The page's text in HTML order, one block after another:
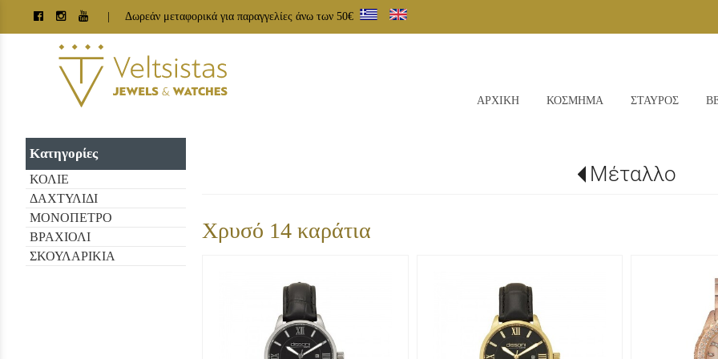
| Δωρεάν μεταφορικά για παραγγελίες άνω των 50€
ΑΡΧΙΚΗ ΚΟΣΜΗΜΑ ΣΤΑΥΡΟΣ
Κατηγορίες
ΚΟΛΙΕ
ΔΑΧΤΥΛΙΔΙ
ΜΟΝΟΠΕΤΡΟ
ΒΡΑΧΙΟΛΙ
ΣΚΟΥΛΑΡΙΚΙΑ
Μέταλλο
Χρυσό 14 καράτια